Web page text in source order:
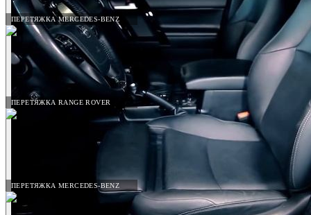
ПЕРЕТЯЖКА MERCEDES-BENZ
ПЕРЕТЯЖКА RANGE ROVER
ПЕРЕТЯЖКА MERCEDES-BENZ